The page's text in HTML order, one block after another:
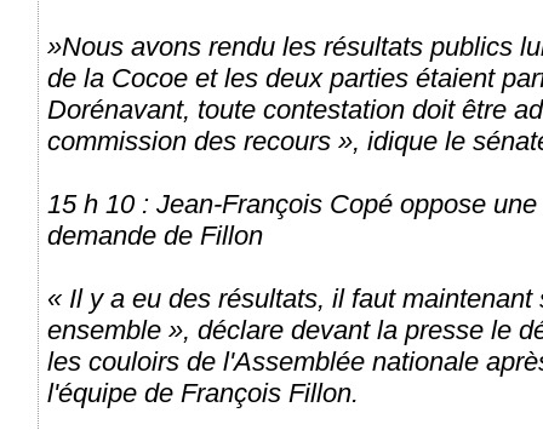
»Nous avons rendu les résultats publics
de la Cocoe et les deux parties étaient
Dorénavant, toute contestation doit être
commission des recours », idique le
15 h 10 : Jean-François Copé oppose
demande de Fillon
« Il y a eu des résultats, il faut
ensemble », déclare devant la presse le
les couloirs de l'Assemblée nationale
l'équipe de François Fillon.